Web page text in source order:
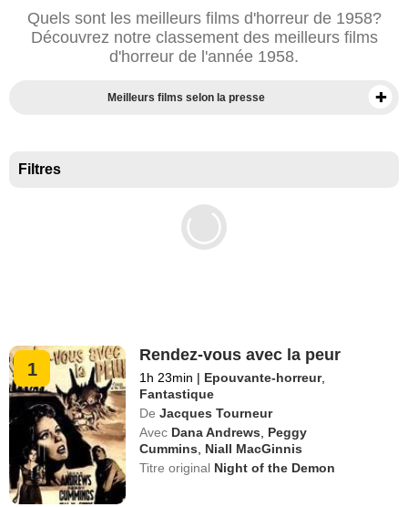
Quels sont les meilleurs films d'horreur de 1958?
Découvrez notre classement des meilleurs films
d'horreur de l'année 1958.
Meilleurs films selon la presse
Filtres
1
Rendez-vous avec la peur
1h 23min | Epouvante-horreur,
Fantastique
De Jacques Tourneur
Avec Dana Andrews
Peggy
Cummins
Niall MacGinnis
Titre original Night of the Demon